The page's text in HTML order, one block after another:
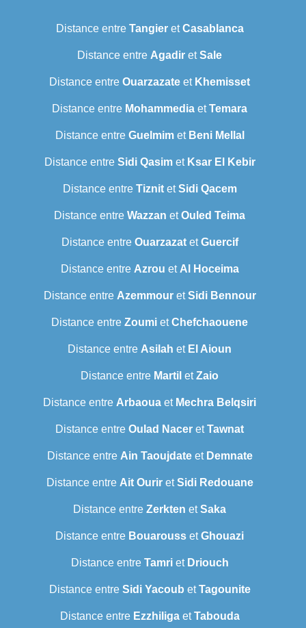
Distance entre TangieretCasablanca
Distance entre Agadir etSale
Distance entre Ouarzazate et Khemisset
Distance entre Mohammedia etTemara
Distance entre Guelmimet Beni Mellal
Distance entre Sidi Qasimet Ksar El Kebir
Distance entre TiznitetSidi Qacem
Distance entre Wazzan etOuled Teima
Distance entre OuarzazatetGuercif
Distance entre Azrou et Al Hoceima
Distance entre AzemmouretSidi Bennour
Distance entre Zoumi etChefchaouene
Distance entre Asilah et El Aioun
Distance entre Martil etZaio
Distance entre Arbaoua et Mechra Belqsiri
Distance entre Oulad Nacer etTawnat
Distance entre Ain Taoujdateet Demnate
Distance entre Ait OuriretSidi Redouane
Distance entre Zerkten etSaka
Distance entre Bouarouss etGhouazi
Distance entre Tamriet Driouch
Distance entre Sidi Yacoub etTagounite
Distance entre EzzhiligaetTabouda